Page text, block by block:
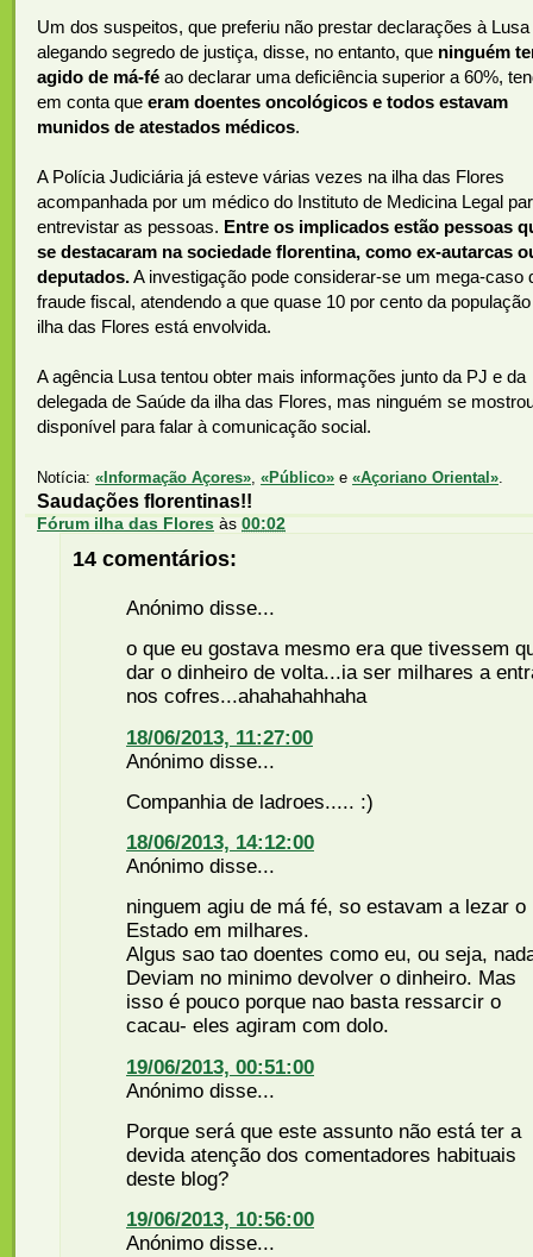
Um dos suspeitos, que preferiu não prestar declarações à Lusa
alegando segredo de justiça, disse, no entanto, que ninguém
agido de má-fé ao declarar uma deficiência superior a 60%,
em conta que eram doentes oncológicos e todos estavam
munidos de atestados médicos.
A Polícia Judiciária já esteve várias vezes na ilha das Flores
acompanhada por um médico do Instituto de Medicina Legal
entrevistar as pessoas. Entre os implicados estão pessoas
se destacaram na sociedade florentina, como ex-autarcas
deputados.A investigação pode considerar-se um mega-caso
fraude fiscal, atendendo a que quase 10 por cento da
ilha das Flores está envolvida.
A agência Lusa tentou obter mais informações junto da PJ e da
delegada de Saúde da ilha das Flores, mas ninguém se
disponível para falar à comunicação social.
Notícia: «Informação Açores», «Público» e «Açoriano Oriental».
Saudações florentinas!!
Fórum ilha das Flores às 00:02
14 comentários:
Anónimo disse...
o que eu gostava mesmo era que tivessem
dar o dinheiro de volta...ia ser milhares a
nos cofres...ahahahahhaha
18/06/2013, 11:27:00
Anónimo disse...
Companhia de ladroes..... :)
18/06/2013, 14:12:00
Anónimo disse...
ninguem agiu de má fé, so estavam a lezar o
Estado em milhares.
Algus sao tao doentes como eu, ou seja,
Deviam no minimo devolver o dinheiro. Mas
isso é pouco porque nao basta ressarcir o
cacau- eles agiram com dolo.
19/06/2013, 00:51:00
Anónimo disse...
Porque será que este assunto não está ter a
devida atenção dos comentadores habituais
deste blog?
19/06/2013, 10:56:00
Anónimo disse...